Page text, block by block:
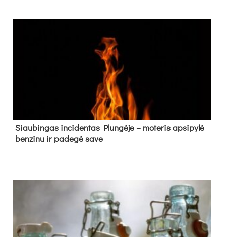
Siau­bin­gas in­ci­den­tas Plun­gė­je – mo­te­ris ap­si­py­lė
ben­zi­nu ir pa­de­gė sa­ve